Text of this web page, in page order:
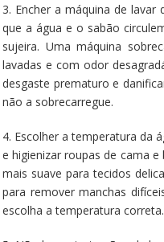
3. Encher a máquina de
que a água e o sabão
sujeira. Uma máquina
lavadas e com odor
desgaste prematuro e
não a sobrecarregue.
4. Escolher a temperatura da
e higienizar roupas de cama
mais suave para tecidos
para remover manchas
escolha a temperatura correta.